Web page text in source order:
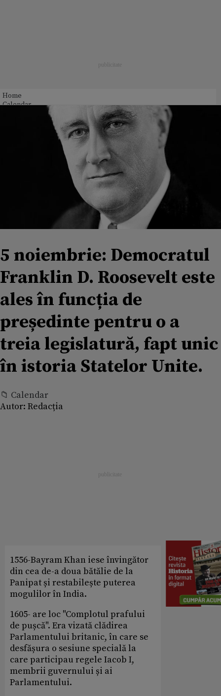
Home
Calendar
5 noiembrie: Democratul
Franklin D. Roosevelt este
ales în funcția de
președinte pentru o a
treia legislatură, fapt unic
în istoria Statelor Unite.
📁 Calendar
Autor: Redacția
1556-Bayram Khan iese învingător
din cea de-a doua bătălie de la
Panipat și restabilește puterea
mogulilor în India.
1605- are loc "Complotul prafului
de pușcă". Era vizată clădirea
Parlamentului britanic, în care se
desfășura o sesiune specială la
care participau regele Iacob I,
membrii guvernului și ai
Parlamentului.